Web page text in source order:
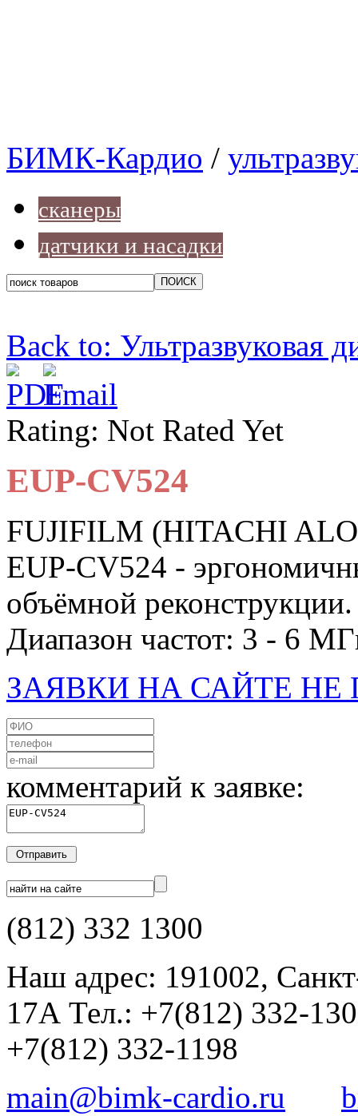
БИМК-Кардио /
сканеры
датчики и насадки
Back to: Ультразвуковая
Rating: Not Rated Yet
EUP-CV524
FUJIFILM (HITACHI
EUP-CV524 -
объёмной реконструкции.
Диапазон частот: 3 - 6
ЗАЯВКИ НА САЙТЕ
комментарий к заявке:
(812) 332 1300
Наш адрес: 191002,
17А Тел.: +7(812) 332-
+7(812) 332-1198
main@bimk-cardio.ru